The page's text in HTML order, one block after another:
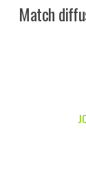
Match